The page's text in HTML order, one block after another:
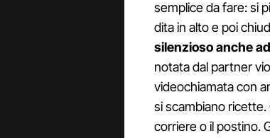
semplice da fare: si
dita in alto e poi
silenzioso anche
notata dal partner
videochiamata con
si scambiano
corriere o il postino.